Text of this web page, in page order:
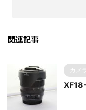
関連記事
カメラ